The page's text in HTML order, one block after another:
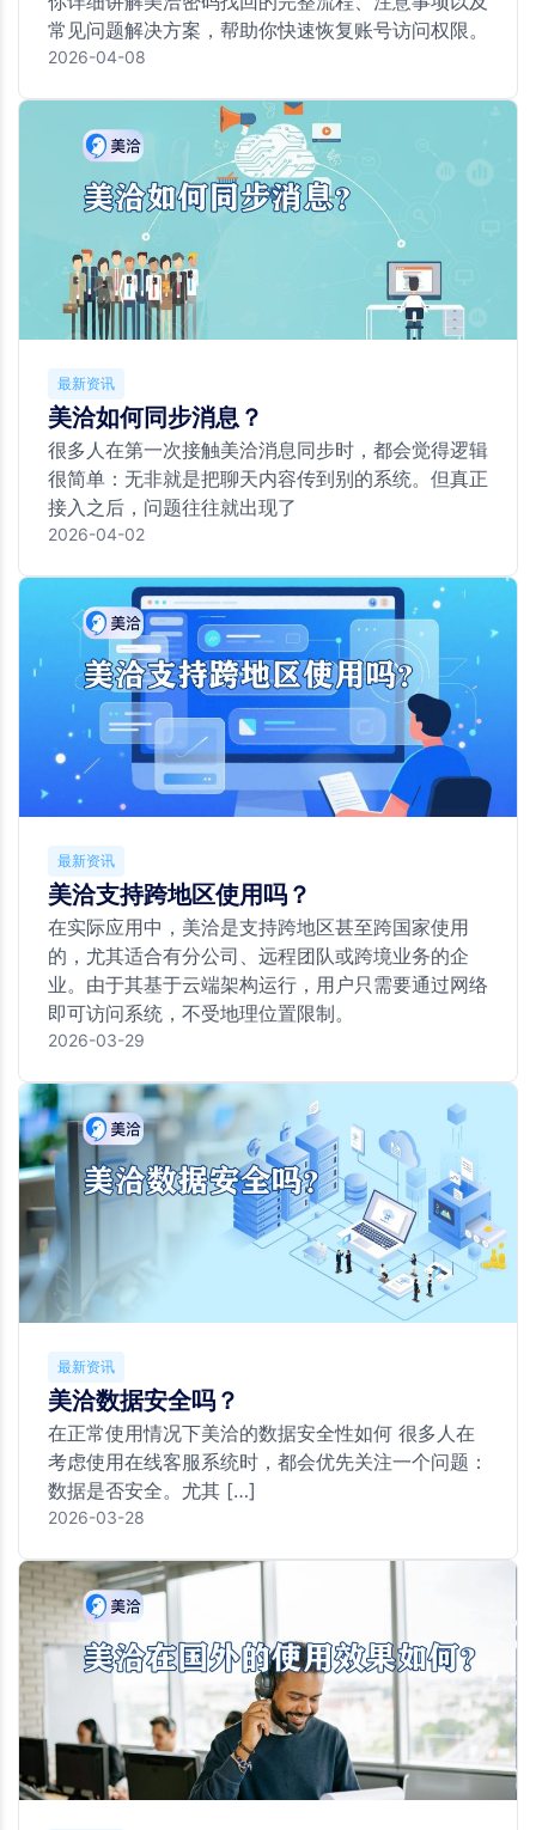
常见问题解决方案，帮助你快速恢复账号访问权限。
2026-04-08
最新资讯
美洽如何同步消息？
很多人在第一次接触美洽消息同步时，都会觉得逻辑
很简单：无非就是把聊天内容传到别的系统。但真正
接入之后，问题往往就出现了
2026-04-02
最新资讯
美洽支持跨地区使用吗？
在实际应用中，美洽是支持跨地区甚至跨国家使用
的，尤其适合有分公司、远程团队或跨境业务的企
业。由于其基于云端架构运行，用户只需要通过网络
即可访问系统，不受地理位置限制。
2026-03-29
最新资讯
美洽数据安全吗？
在正常使用情况下美洽的数据安全性如何 很多人在
考虑使用在线客服系统时，都会优先关注一个问题：
数据是否安全。尤其 […]
2026-03-28